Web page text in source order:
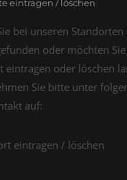
eintragen / löschen
bei unseren Standorten
oder möchten
eintragen oder löschen
Sie bitte unter
auf:
eintragen / löschen